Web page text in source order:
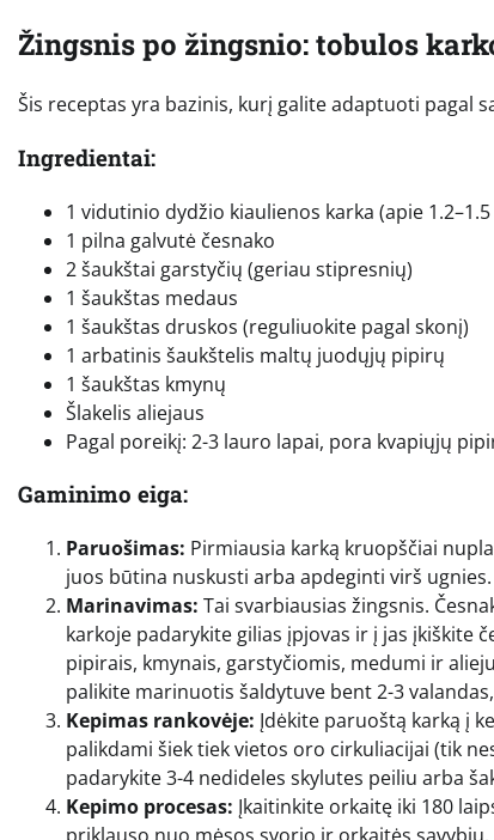
Žingsnis po žingsnio: tobulos
Šis receptas yra bazinis, kurį galite adaptuoti pagal
Ingredientai:
1 vidutinio dydžio kiaulienos karka (apie 1.2–1.5
1 pilna galvutė česnako
2 šaukštai garstyčių (geriau stipresnių)
1 šaukštas medaus
1 šaukštas druskos (reguliuokite pagal skonį)
1 arbatinis šaukštelis maltų juodųjų pipirų
1 šaukštas kmynų
Šlakelis aliejaus
Pagal poreikį: 2-3 lauro lapai, pora kvapiųjų
Gaminimo eiga:
Paruošimas: Pirmiausia karką kruopščiai
juos būtina nuskusti arba apdeginti virš ugnies.
Marinavimas: Tai svarbiausias žingsnis.
karkoje padarykite gilias įpjovas ir į jas įkiškite
pipirais, kmynais, garstyčiomis, medumi ir
palikite marinuotis šaldytuve bent 2-3
Kepimas rankovėje: Įdėkite paruoštą karką į
palikdami šiek tiek vietos oro cirkuliacijai (tik
padarykite 3-4 nedideles skylutes peiliu arba
Kepimo procesas: Įkaitinkite orkaitę iki 180